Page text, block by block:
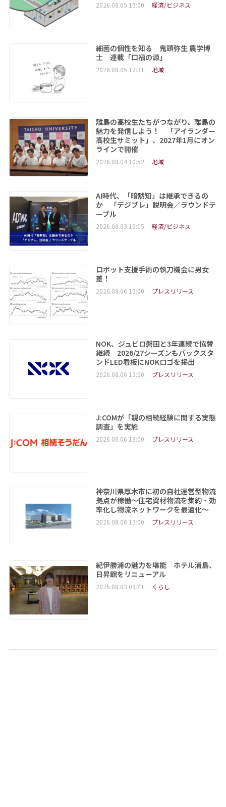
2026.08.05 13:00 経済/ビジネス
細菌の個性を知る 鬼頭弥生 農学博
士 連載「口福の源」
2026.08.05 12:31 地域
離島の高校生たちがつながり、離島の
魅力を発信しよう！ 「アイランダー
高校生サミット」、2027年1月にオン
ラインで開催
2026.08.04 10:52 地域
AI時代、「暗黙知」は継承できるの
か 「デジブレ」説明会／ラウンドテ
ーブル
2026.08.03 15:15 経済/ビジネス
ロボット支援手術の執刀機会に男女
差！
2026.08.06 13:00 プレスリリース
NOK、ジュビロ磐田と3年連続で協賛
継続 2026/27シーズンもバックスタ
ンドLED看板にNOKロゴを掲出
2026.08.06 13:00 プレスリリース
J:COMが「親の相続経験に関する実態
調査」を実施
2026.08.06 13:00 プレスリリース
神奈川県厚木市に初の自社運営型物流
拠点が稼働～住宅資材物流を集約・効
率化し物流ネットワークを最適化～
2026.08.06 13:00 プレスリリース
紀伊勝浦の魅力を堪能 ホテル浦島、
日昇館をリニューアル
2026.08.03 09:41 くらし